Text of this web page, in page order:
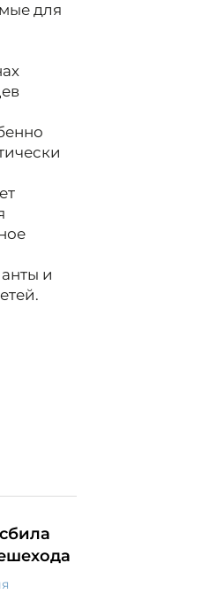
для
и